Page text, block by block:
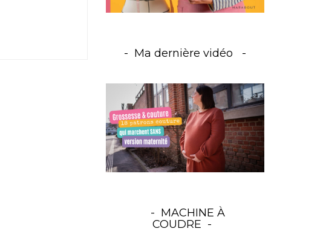
Ma dernière vidéo
MACHINE À
COUDRE